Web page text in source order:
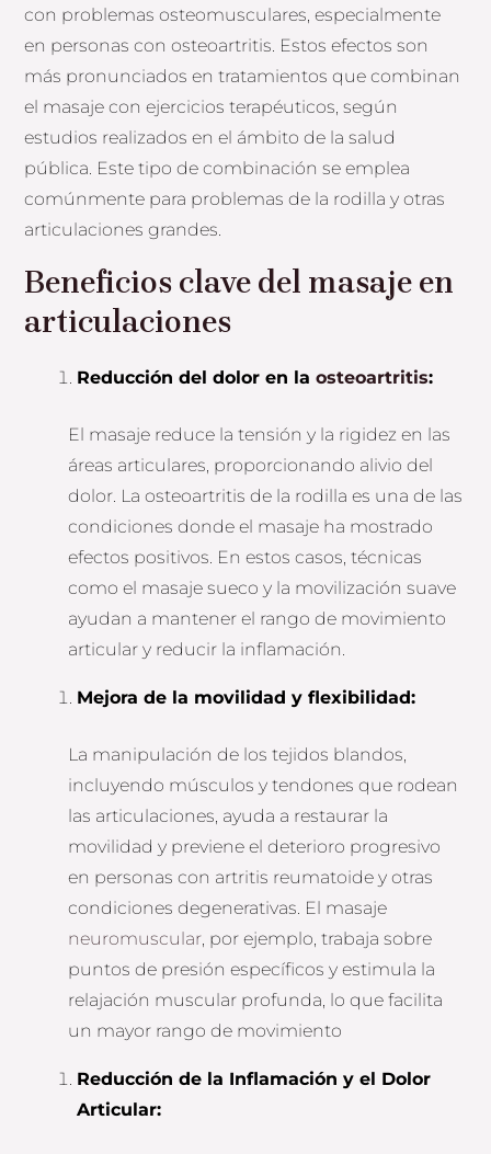
con problemas osteomusculares, especialmente
en personas con osteoartritis. Estos efectos son
más pronunciados en tratamientos que combinan
el masaje con ejercicios terapéuticos, según
estudios realizados en el ámbito de la salud
pública. Este tipo de combinación se emplea
comúnmente para problemas de la rodilla y otras
articulaciones grandes.
Beneficios clave del masaje en
articulaciones
Reducción del dolor en laosteoartritis:
El masaje reduce la tensión y la rigidez en las
áreas articulares, proporcionando alivio del
dolor. La osteoartritis de la rodilla es una de las
condiciones donde el masaje ha mostrado
efectos positivos. En estos casos, técnicas
como el masaje sueco y la movilización suave
ayudan a mantener el rango de movimiento
articular y reducir la inflamación.
Mejora de la movilidad y flexibilidad:
La manipulación de los tejidos blandos,
incluyendo músculos y tendones que rodean
las articulaciones, ayuda a restaurar la
movilidad y previene el deterioro progresivo
en personas con artritis reumatoide y otras
condiciones degenerativas. El masaje
neuromuscular, por ejemplo, trabaja sobre
puntos de presión específicos y estimula la
relajación muscular profunda, lo que facilita
un mayor rango de movimiento
Reducción de la Inflamación y el Dolor
Articular: